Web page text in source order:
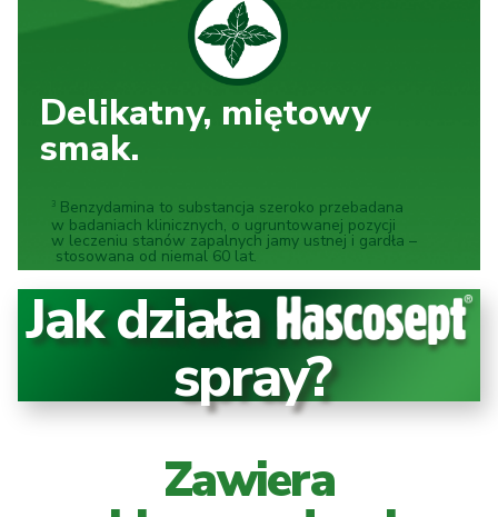
Delikatny, miętowy
smak.
3
Benzydamina to substancja szeroko przebadana
w badaniach klinicznych, o ugruntowanej pozycji
w leczeniu stanów zapalnych jamy ustnej i gardła –
stosowana od niemal 60 lat.
Jak działa
spray?
Zawiera